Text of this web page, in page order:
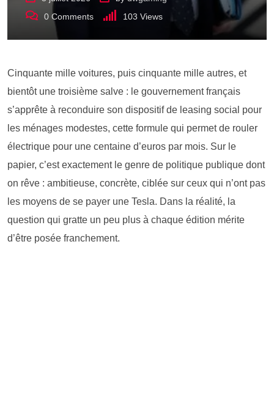
0 Comments 103 Views
Cinquante mille voitures, puis cinquante mille autres, et
bientôt une troisième salve : le gouvernement français
s’apprête à reconduire son dispositif de leasing social pour
les ménages modestes, cette formule qui permet de rouler
électrique pour une centaine d’euros par mois. Sur le
papier, c’est exactement le genre de politique publique dont
on rêve : ambitieuse, concrète, ciblée sur ceux qui n’ont pas
les moyens de se payer une Tesla. Dans la réalité, la
question qui gratte un peu plus à chaque édition mérite
d’être posée franchement.